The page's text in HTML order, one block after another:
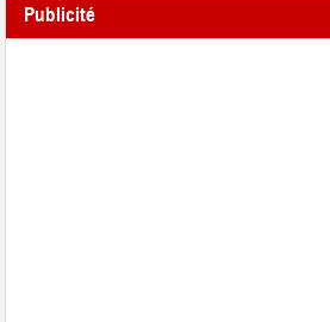
Publicité